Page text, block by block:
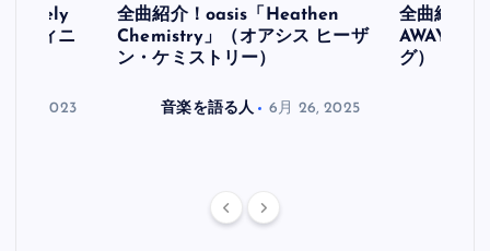
フィニ
30, 2023
全曲紹介！oasis「Heathen
Chemistry」（オアシス ヒーザ
ン・ケミストリー）
音楽を語る人 6月 26, 2025
全曲紹介
AWAY」
グ）